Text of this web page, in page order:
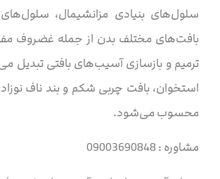
سلول‌های بنیادی مزانشیمال، سلول‌های
بافت‌های مختلف بدن از جمله غضروف مفاصل
ترمیم و بازسازی آسیب‌های بافتی تبدیل
استخوان، بافت چربی شکم و بند ناف
محسوب می‌شود.
مشاوره : 09003690848